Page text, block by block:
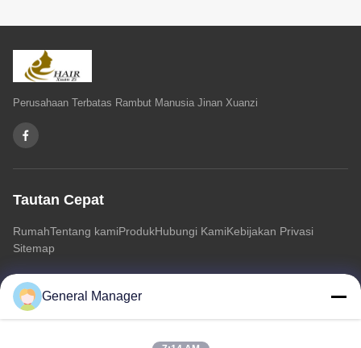
Perusahaan Terbatas Rambut Manusia Jinan Xuanzi
Tautan Cepat
RumahTentang kamiProdukHubungi KamiKebijakan Privasi
Sitemap
Hubungi Kami
Alamat: Jalan Xingfu Distrik Licheng Kota Jinan, Provinsi
General Manager